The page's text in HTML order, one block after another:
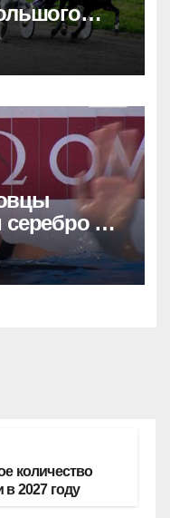
серебро на
количество
2027 году